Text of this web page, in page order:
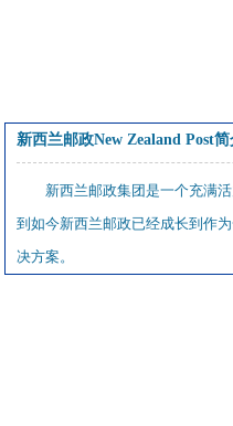
新西兰邮政New Zealand Post简
新西兰邮政集团是一个充满
到如今新西兰邮政已经成长到作
决方案。